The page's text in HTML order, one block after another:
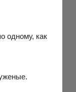
одному, как